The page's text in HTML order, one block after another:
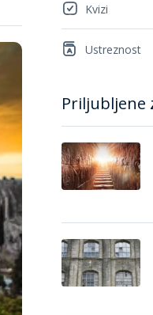
Kvizi
Ustreznost
Priljubljene